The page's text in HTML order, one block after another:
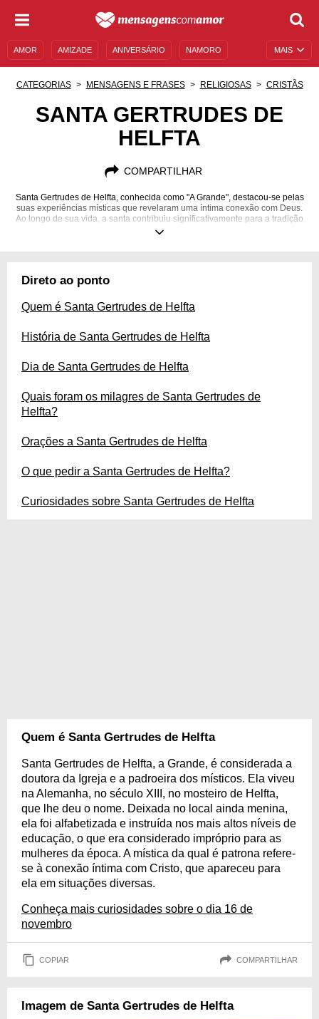
MAIS
AMOR AMIZADE ANIVERSÁRIO NAMORO
MENSAGENS DE ANIVERSÁRIO
CATEGORIAS MENSAGENS E FRASES RELIGIOSAS CRISTÃS
SANTA GERTRUDES DE
HELFTA
COMPARTILHAR
Santa Gertrudes de Helfta, conhecida como "A Grande", destacou-se pelas
suas experiências místicas que revelaram uma íntima conexão com Deus.
Ao longo de sua vida, a santa contribuiu significativamente para a tradição
cristã, transmitindo ensinamentos profundos sobre amor divino e devoção.
Direto ao ponto
Quem é Santa Gertrudes de Helfta
História de Santa Gertrudes de Helfta
Dia de Santa Gertrudes de Helfta
Quais foram os milagres de Santa Gertrudes de
Helfta?
Orações a Santa Gertrudes de Helfta
O que pedir a Santa Gertrudes de Helfta?
Curiosidades sobre Santa Gertrudes de Helfta
Quem é Santa Gertrudes de Helfta
Santa Gertrudes de Helfta, a Grande, é considerada a
doutora da Igreja e a padroeira dos místicos. Ela viveu
na Alemanha, no século XIII, no mosteiro de Helfta,
que lhe deu o nome. Deixada no local ainda menina,
ela foi alfabetizada e instruída nos mais altos níveis de
educação, o que era considerado impróprio para as
mulheres da época. A mística da qual é patrona refere-
se à conexão íntima com Cristo, que apareceu para
ela em situações diversas.
Conheça mais curiosidades sobre o dia 16 de
novembro
COPIAR COMPARTILHAR
Imagem de Santa Gertrudes de Helfta